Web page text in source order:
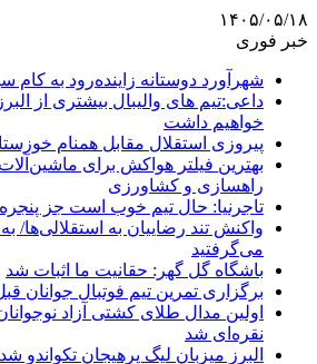
۱۴۰۵/۰۵/۱۸
خبر فوری
شهرآورد دوستانه زاینده‌رود به کام
داعی:تیم های والیبال بیشتری از
خواهیم داشت
پیروزی استقلال مقابل همنام
بهترین فیلتر هواکش برای
راهسازی و کشاورزی
تاجرنیا: حال تیم خوب است جز
واکنش تند رضاییان به استقلالی‌ها/
می‌گرفتید
باشگاه گل گهر: حقانیت ما اثبات شد
برگزاری تمرین تیم فوتبال جوانان
اولین مدال طلای کشتی آزاد
نقره‌ای شد
البرز میزبان لیگ پرهیجان تکواندو شد